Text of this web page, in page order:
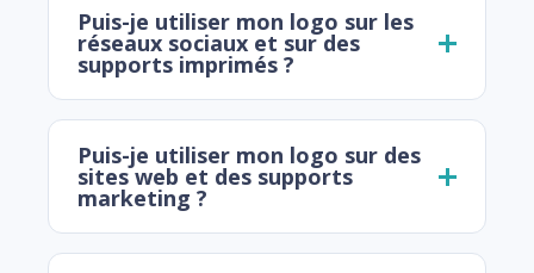
Puis-je utiliser mon logo sur les
réseaux sociaux et sur des
supports imprimés ?
Puis-je utiliser mon logo sur des
sites web et des supports
marketing ?